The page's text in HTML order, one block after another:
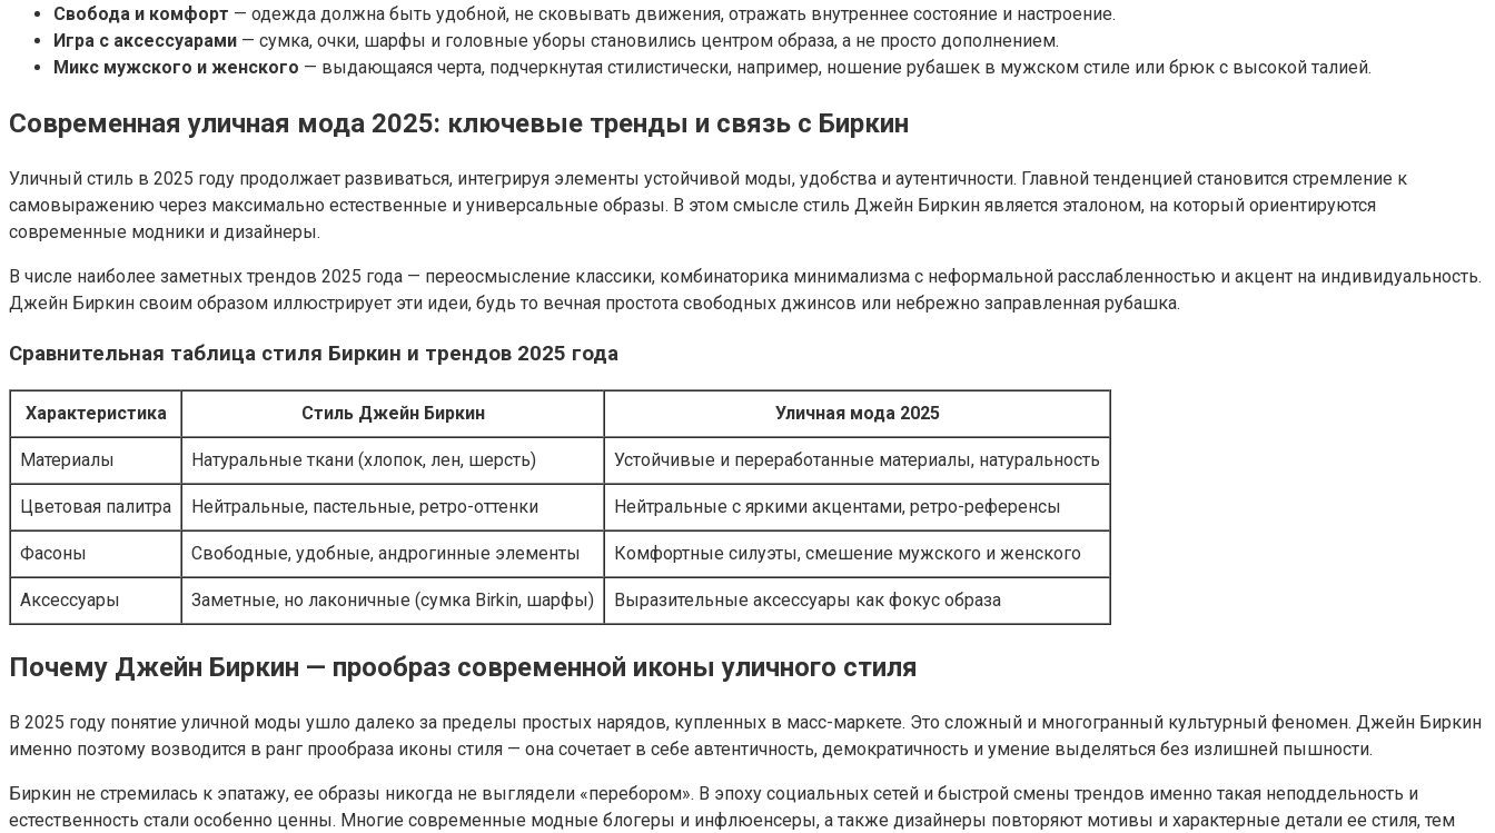
Свобода и комфорт — одежда должна быть удобной, не сковывать движения, отражать внутреннее состояние и настроение.
Игра с аксессуарами — сумка, очки, шарфы и головные уборы становились центром образа, а не просто дополнением.
Микс мужского и женского — выдающаяся черта, подчеркнутая стилистически, например, ношение рубашек в мужском стиле или брюк с высокой талией.
Современная уличная мода 2025: ключевые тренды и связь с Биркин
Уличный стиль в 2025 году продолжает развиваться, интегрируя элементы устойчивой моды, удобства и аутентичности. Главной тенденцией становится стремление к
самовыражению через максимально естественные и универсальные образы. В этом смысле стиль Джейн Биркин является эталоном, на который ориентируются
современные модники и дизайнеры.
В числе наиболее заметных трендов 2025 года — переосмысление классики, комбинаторика минимализма с неформальной расслабленностью и акцент на индивидуальность.
Джейн Биркин своим образом иллюстрирует эти идеи, будь то вечная простота свободных джинсов или небрежно заправленная рубашка.
Сравнительная таблица стиля Биркин и трендов 2025 года
Характеристика Стиль Джейн Биркин Уличная мода 2025
Материалы Натуральные ткани (хлопок, лен, шерсть) Устойчивые и переработанные материалы, натуральность
Цветовая палитра Нейтральные, пастельные, ретро-оттенки Нейтральные с яркими акцентами, ретро-референсы
Фасоны Свободные, удобные, андрогинные элементы Комфортные силуэты, смешение мужского и женского
Аксессуары Заметные, но лаконичные (сумка Birkin, шарфы) Выразительные аксессуары как фокус образа
Почему Джейн Биркин — прообраз современной иконы уличного стиля
В 2025 году понятие уличной моды ушло далеко за пределы простых нарядов, купленных в масс-маркете. Это сложный и многогранный культурный феномен. Джейн Биркин
именно поэтому возводится в ранг прообраза иконы стиля — она сочетает в себе автентичность, демократичность и умение выделяться без излишней пышности.
Биркин не стремилась к эпатажу, ее образы никогда не выглядели «перебором». В эпоху социальных сетей и быстрой смены трендов именно такая неподдельность и
естественность стали особенно ценны. Многие современные модные блогеры и инфлюенсеры, а также дизайнеры повторяют мотивы и характерные детали ее стиля, тем